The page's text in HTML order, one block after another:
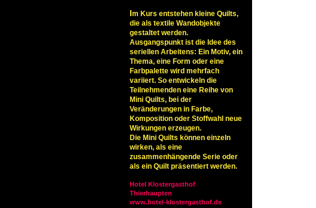
Im Kurs entstehen kleine Quilts,
die als textile Wandobjekte
gestaltet werden.
Ausgangspunkt ist die Idee des
seriellen Arbeitens: Ein Motiv, ein
Thema, eine Form oder eine
Farbpalette wird mehrfach
variiert. So entwickeln die
Teilnehmenden eine Reihe von
Mini Quilts, bei der
Veränderungen in Farbe,
Komposition oder Stoffwahl neue
Wirkungen erzeugen.
Die Mini Quilts können einzeln
wirken, als eine
zusammenhängende Serie oder
als ein Quilt präsentiert werden.
Hotel Klostergasthof
Thierhaupten
www.hotel-klostergasthof.de